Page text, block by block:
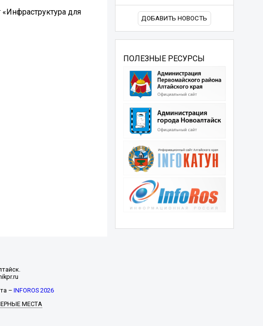
для
ДОБАВИТЬ НОВОСТЬ
ПОЛЕЗНЫЕ РЕСУРСЫ
–INFOROS 2026
МЕСТА